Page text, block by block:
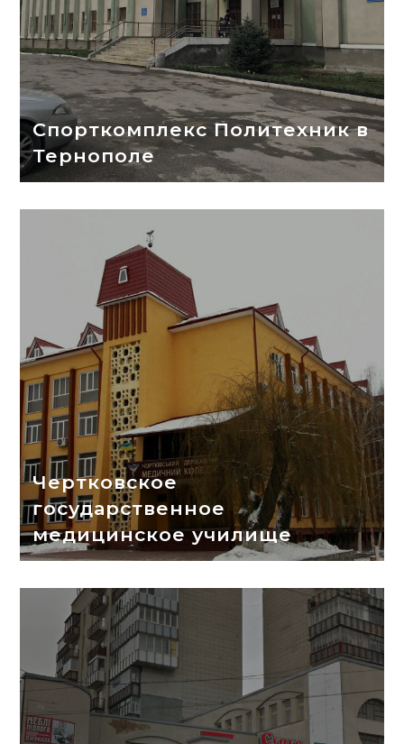
Спорткомплекс Политехник в
Тернополе
Чертковское
государственное
медицинское училище